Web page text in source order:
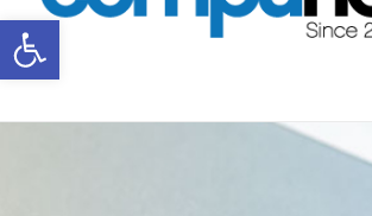
Abrir barra de herramientas